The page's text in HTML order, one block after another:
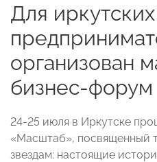
Для иркутских
организован
бизнес-форум
24-25 июля в Иркутске
«Масштаб», посвященный
звездам: настоящие